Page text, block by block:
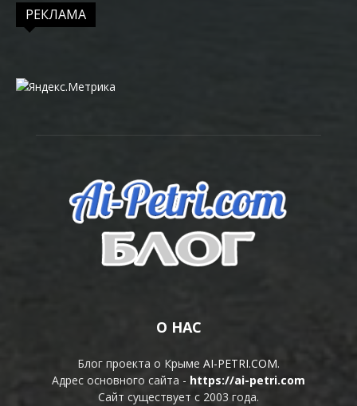
РЕКЛАМА
О НАС
Блог проекта о Крыме AI-PETRI.COM.
Адрес основного сайта - https://ai-petri.com
Сайт существует с 2003 года.